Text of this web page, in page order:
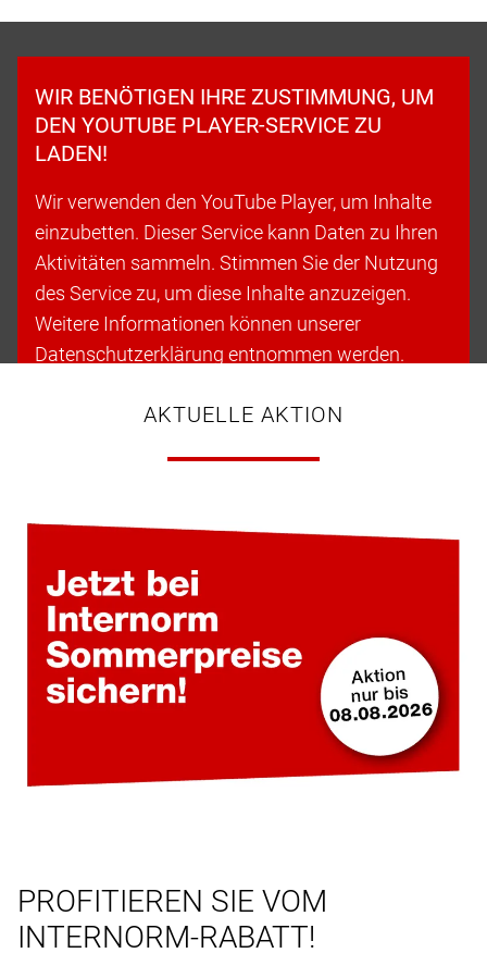
WIR BENÖTIGEN IHRE ZUSTIMMUNG, UM
DEN YOUTUBE PLAYER-SERVICE ZU
LADEN!
Wir verwenden den YouTube Player, um Inhalte
einzubetten. Dieser Service kann Daten zu Ihren
Aktivitäten sammeln. Stimmen Sie der Nutzung
des Service zu, um diese Inhalte anzuzeigen.
Weitere Informationen können unserer
Datenschutzerklärung entnommen werden.
Cookies akzeptieren & fortfahren
AKTUELLE AKTION
PROFITIEREN SIE VOM
INTERNORM-RABATT!